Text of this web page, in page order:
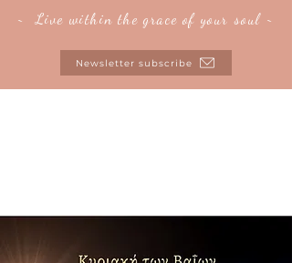
~ Live within the grace of your soul ~
Newsletter subscribe